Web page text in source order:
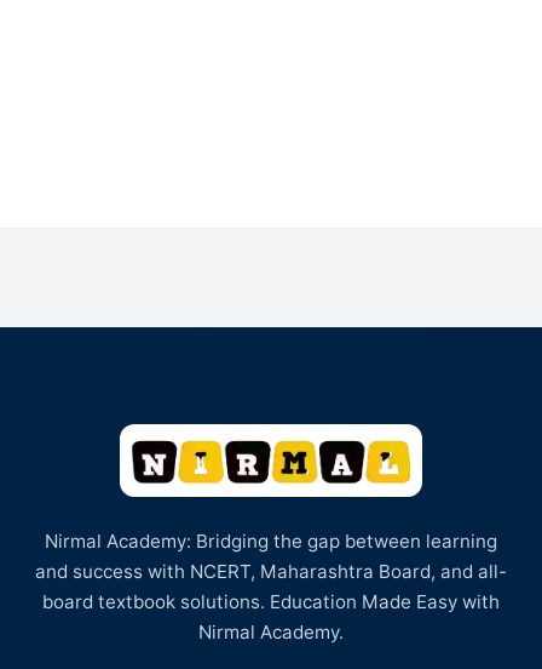
Nirmal Academy: Bridging the gap between learning
and success with NCERT, Maharashtra Board, and all-
board textbook solutions. Education Made Easy with
Nirmal Academy.